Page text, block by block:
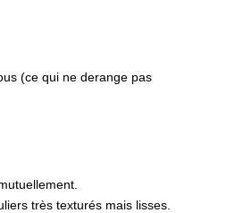
(ce qui ne derange pas
très texturés mais lisses.